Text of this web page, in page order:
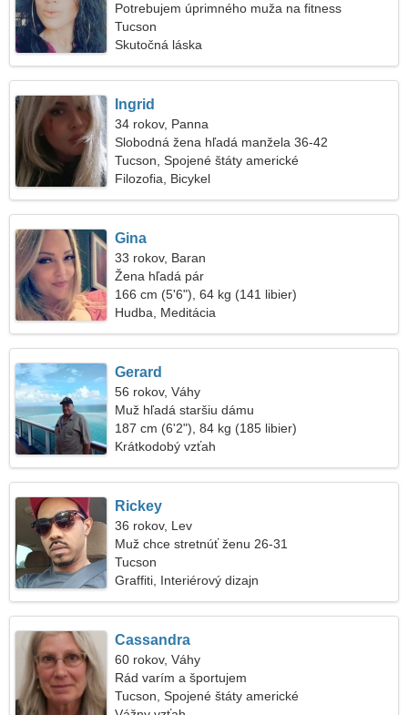
Potrebujem úprimného muža na fitness
Tucson
Skutočná láska
Ingrid
34 rokov, Panna
Slobodná žena hľadá manžela 36-42
Tucson, Spojené štáty americké
Filozofia, Bicykel
Gina
33 rokov, Baran
Žena hľadá pár
166 cm (5'6"), 64 kg (141 libier)
Hudba, Meditácia
Gerard
56 rokov, Váhy
Muž hľadá staršiu dámu
187 cm (6'2"), 84 kg (185 libier)
Krátkodobý vzťah
Rickey
36 rokov, Lev
Muž chce stretnúť ženu 26-31
Tucson
Graffiti, Interiérový dizajn
Cassandra
60 rokov, Váhy
Rád varím a športujem
Tucson, Spojené štáty americké